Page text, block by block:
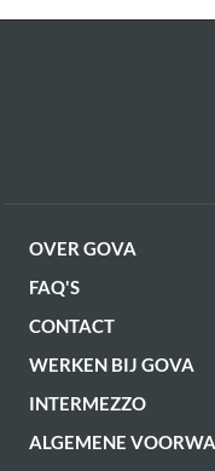
OVER GOVA
FAQ'S
CONTACT
WERKEN BIJ GOVA
INTERMEZZO
ALGEMENE